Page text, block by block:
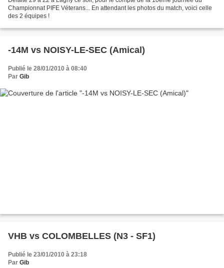
Championnat PIFE Véterans... En attendant les photos du match, voici celle
des 2 équipes !
-14M vs NOISY-LE-SEC (Amical)
Publié le 28/01/2010 à 08:40
Par Gib
VHB vs COLOMBELLES (N3 - SF1)
Publié le 23/01/2010 à 23:18
Par Gib